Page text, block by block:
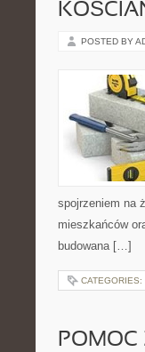
POSTED BY
spojrzeniem na
mieszkańców
budowana […]
CATEGORIES:
POMOC